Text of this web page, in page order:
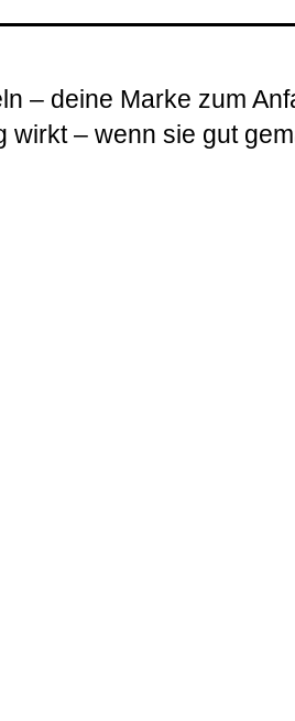
– deine Marke zum
wirkt – wenn sie gut